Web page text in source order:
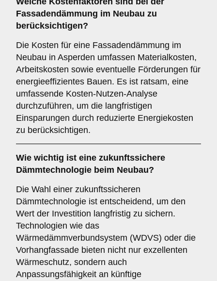
Fassadendämmung im Neubau zu
berücksichtigen?
Die Kosten für eine Fassadendämmung im
Neubau in Asperden umfassen Materialkosten,
Arbeitskosten sowie eventuelle Förderungen für
energieeffizientes Bauen. Es ist ratsam, eine
umfassende Kosten-Nutzen-Analyse
durchzuführen, um die langfristigen
Einsparungen durch reduzierte Energiekosten
zu berücksichtigen.
Wie wichtig ist eine zukunftssichere
Dämmtechnologie beim Neubau?
Die Wahl einer zukunftssicheren
Dämmtechnologie ist entscheidend, um den
Wert der Investition langfristig zu sichern.
Technologien wie das
Wärmedämmverbundsystem (WDVS) oder die
Vorhangfassade bieten nicht nur exzellenten
Wärmeschutz, sondern auch
Anpassungsfähigkeit an künftige